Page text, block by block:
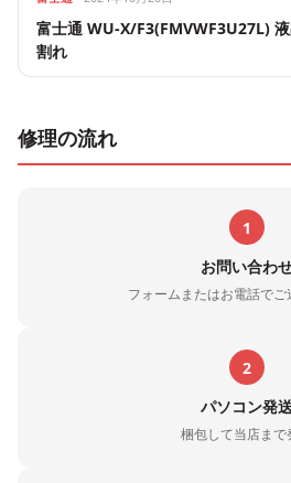
富士通 WU-X/F3(FMVWF3U27L)
割れ
修理の流れ
1
お問い合わ
フォームまたはお電話で
2
パソコン発
梱包して当店まで